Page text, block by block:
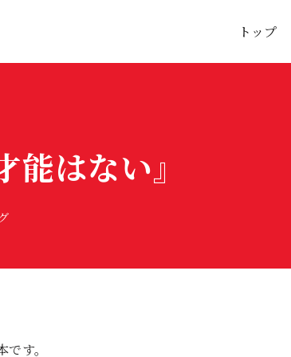
トップ
能はない』
す。